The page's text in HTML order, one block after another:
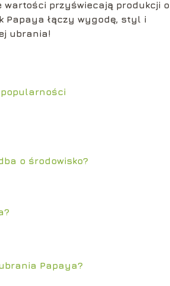
wartości przyświecają produkcji
Papaya łączy wygodę, styl i
ubrania!
o środowisko?
Papaya?